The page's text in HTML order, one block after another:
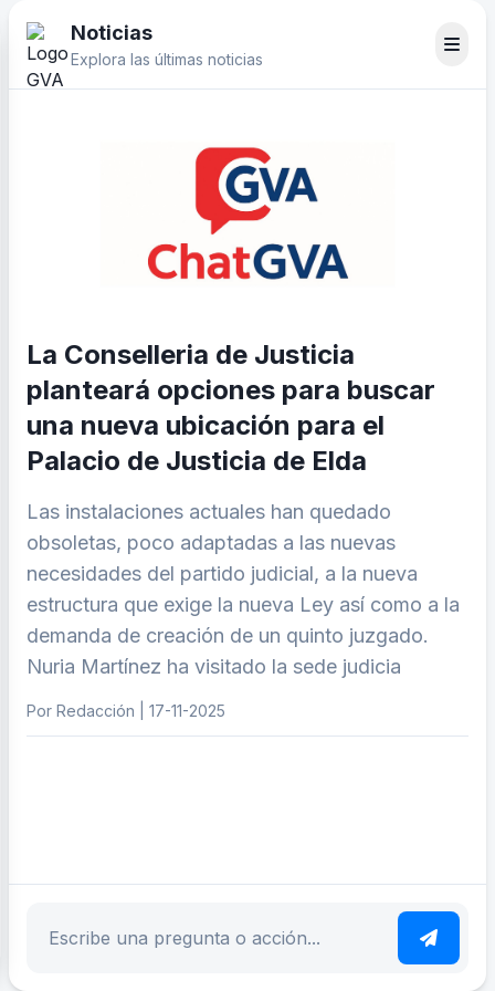
Noticias
Explora las últimas noticias
La Conselleria de Justicia
planteará opciones para buscar
una nueva ubicación para el
Palacio de Justicia de Elda
Las instalaciones actuales han quedado
obsoletas, poco adaptadas a las nuevas
necesidades del partido judicial, a la nueva
estructura que exige la nueva Ley así como a la
demanda de creación de un quinto juzgado.
Nuria Martínez ha visitado la sede judicia
Por Redacción | 17-11-2025
Escribe tu pregunta